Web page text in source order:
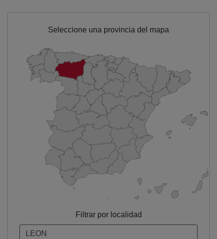
Seleccione una provincia del mapa
Filtrar por localidad